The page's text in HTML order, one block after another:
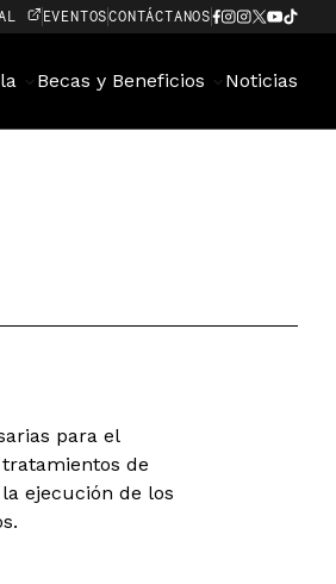
EVENTOSCONTÁCTANOS
Becas y Beneficios Noticias
para el
de
ejecución de los